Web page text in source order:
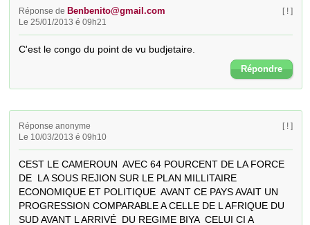
Réponse de Benbenito@gmail.com
Le 25/01/2013 é 09h21
[ ! ]
C'est le congo du point de vu budjetaire.
Répondre
Réponse anonyme
Le 10/03/2013 é 09h10
[ ! ]
CEST LE CAMEROUN  AVEC 64 POURCENT DE LA FORCE
DE  LA SOUS REJION SUR LE PLAN MILLITAIRE
ECONOMIQUE ET POLITIQUE  AVANT CE PAYS AVAIT UN
PROGRESSION COMPARABLE A CELLE DE L AFRIQUE DU
SUD AVANT L ARRIVÉ  DU REGIME BIYA  CELUI CI A